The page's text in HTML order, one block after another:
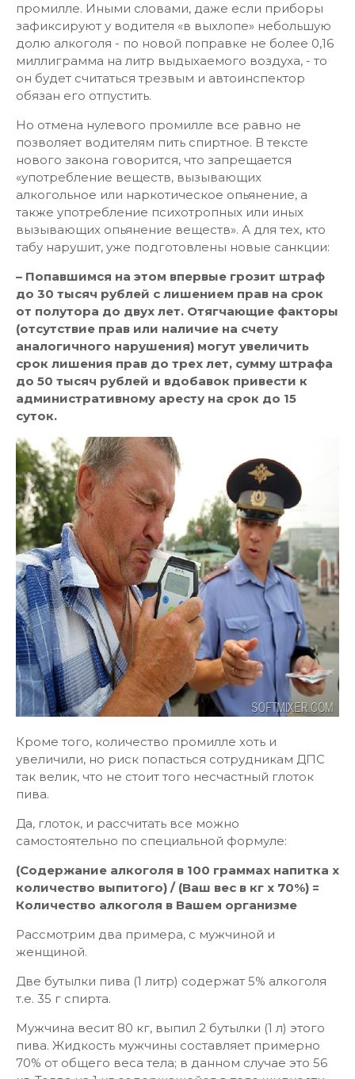
промилле. Иными словами, даже если приборы
зафиксируют у водителя «в выхлопе» небольшую
долю алкоголя - по новой поправке не более 0,16
миллиграмма на литр выдыхаемого воздуха, - то
он будет считаться трезвым и автоинспектор
обязан его отпустить.
Но отмена нулевого промилле все равно не
позволяет водителям пить спиртное. В тексте
нового закона говорится, что запрещается
«употребление веществ, вызывающих
алкогольное или наркотическое опьянение, а
также употребление психотропных или иных
вызывающих опьянение веществ». А для тех, кто
табу нарушит, уже подготовлены новые санкции:
– Попавшимся на этом впервые грозит штраф
до 30 тысяч рублей с лишением прав на срок
от полутора до двух лет. Отягчающие факторы
(отсутствие прав или наличие на счету
аналогичного нарушения) могут увеличить
срок лишения прав до трех лет, сумму штрафа
до 50 тысяч рублей и вдобавок привести к
административному аресту на срок до 15
суток.
Кроме того, количество промилле хоть и
увеличили, но риск попасться сотрудникам ДПС
так велик, что не стоит того несчастный глоток
пива.
Да, глоток, и рассчитать все можно
самостоятельно по специальной формуле:
(Содержание алкоголя в 100 граммах напитка х
количество выпитого) / (Ваш вес в кг х 70%) =
Количество алкоголя в Вашем организме
Рассмотрим два примера, с мужчиной и
женщиной.
Две бутылки пива (1 литр) содержат 5% алкоголя
т.е. 35 г спирта.
Мужчина весит 80 кг, выпил 2 бутылки (1 л) этого
пива. Жидкость мужчины составляет примерно
70% от общего веса тела; в данном случае это 56